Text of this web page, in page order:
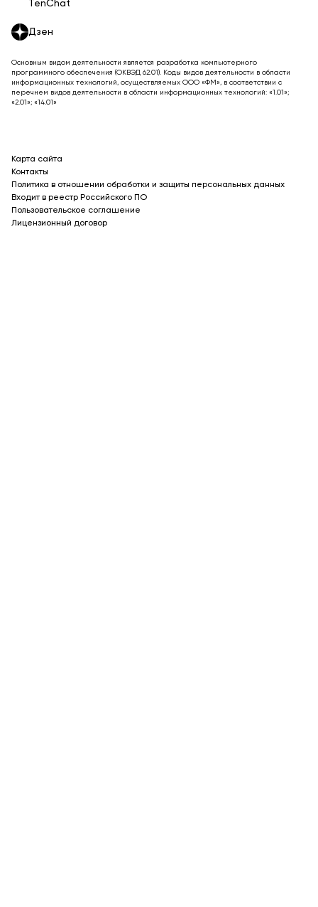
TenChat
Дзен
Основным видом деятельности является разработка компьютерного
программного обеспечения (ОКВЭД 62.01). Коды видов деятельности в области
информационных технологий, осуществляемых ООО «ФМ», в соответствии с
перечнем видов деятельности в области информационных технологий: «1.01»;
«2.01»; «14.01»
Карта сайта
Контакты
Политика в отношении обработки и защиты персональных данных
Входит в реестр Российского ПО
Пользовательское соглашение
Лицензионный договор